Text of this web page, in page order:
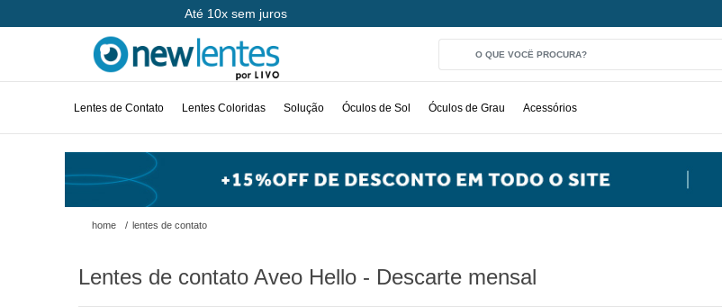
Até 10x sem juros
Lentes de Contato Lentes Coloridas Solução Óculos de Sol Óculos de Grau Acessórios
home / lentes de contato
Lentes de contato Aveo Hello - Descarte mensal